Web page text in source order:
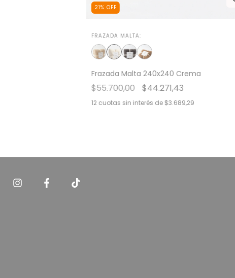
21% OFF
FRAZADA MALTA:
Frazada Malta 240x240 Crema
$55.700,00 $44.271,43
12 cuotas sin interés de$3.689,29